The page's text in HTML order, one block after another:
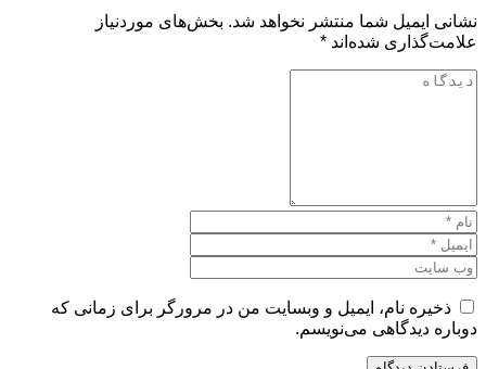
نشانی ایمیل شما منتشر نخواهد شد. بخش‌های موردنیاز
علامت‌گذاری شده‌اند *
ذخیره نام، ایمیل و وبسایت من در مرورگر برای زمانی که
دوباره دیدگاهی می‌نویسم.